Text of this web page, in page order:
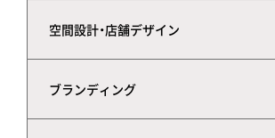
空間設計・店舗デザイン
ブランディング